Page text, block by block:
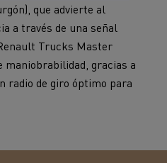
que advierte al
a través de una señal
Trucks Master
maniobrabilidad, gracias a
radio de giro óptimo para